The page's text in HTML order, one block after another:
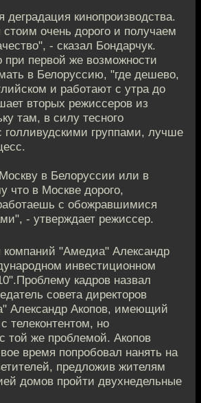
кинопроизводства.
очень дорого и получаем
- сказал Бондарчук.
при первой же возможности
в Белоруссию, "где дешево,
и работают с утра до
вторых режиссеров из
там, в силу тесного
голливудскими группами, лучше
в Белоруссии или в
что в Москве дорого,
с обожравшимися
- утверждает режиссер.
компаний "Амедиа" Александр
инвестиционном
кадров назвал
совета директоров
Александр Акопов, имеющий
телеконтентом, но
той же проблемой. Акопов
время попробовал нанять на
предложив жителям
домов пройти двухнедельные